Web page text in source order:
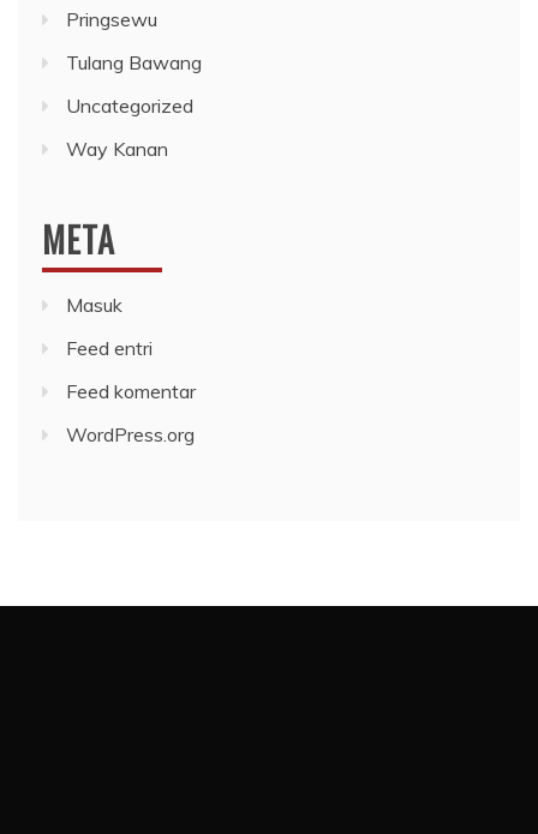
Pringsewu
Tulang Bawang
Uncategorized
Way Kanan
META
Masuk
Feed entri
Feed komentar
WordPress.org